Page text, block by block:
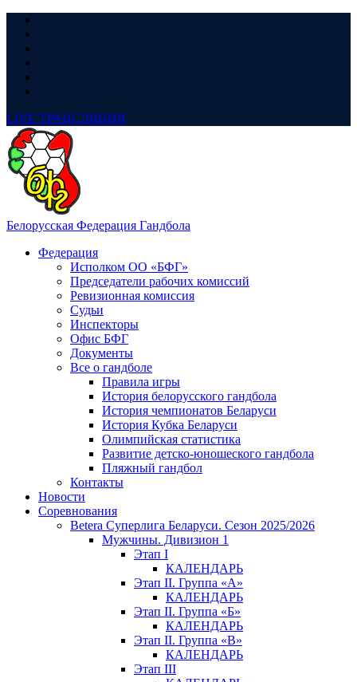
LIVE ТРАНСЛЯЦИЯ
Белорусская Федерация Гандбола
Федерация
Исполком ОО «БФГ»
Председатели рабочих комиссий
Ревизионная комиссия
Судьи
Инспекторы
Офис БФГ
Документы
Все о гандболе
Правила игры
История белорусского гандбола
История чемпионатов Беларуси
История Кубка Беларуси
Олимпийская статистика
Развитие детско-юношеского гандбола
Пляжный гандбол
Контакты
Новости
Соревнования
Betera Суперлига Беларуси. Сезон 2025/2026
Мужчины. Дивизион 1
Этап I
КАЛЕНДАРЬ
Этап II. Группа «А»
КАЛЕНДАРЬ
Этап II. Группа «Б»
КАЛЕНДАРЬ
Этап II. Группа «В»
КАЛЕНДАРЬ
Этап III